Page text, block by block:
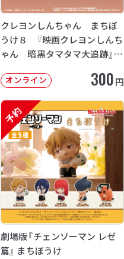
クレヨンしんちゃん まちぼ
うけ８ 『映画クレヨンしんち
ゃん 暗黒タマタマ大追跡』
オンライン 300円
予約
劇場版『チェンソーマン レゼ
篇』 まちぼうけ